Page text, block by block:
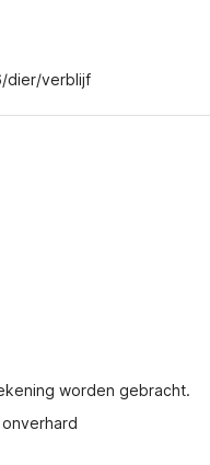
dier/verblijf
worden gebracht.